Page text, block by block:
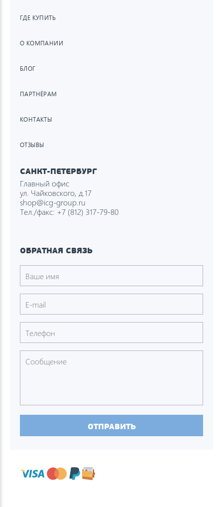
ГДЕ КУПИТЬ
О КОМПАНИИ
БЛОГ
ПАРТНЁРАМ
КОНТАКТЫ
ОТЗЫВЫ
САНКТ-ПЕТЕРБУРГ
Главный офис
ул. Чайковского, д.17
shop@icg-group.ru
Тел./факс: +7 (812) 317-79-80
ОБРАТНАЯ СВЯЗЬ
ОТПРАВИТЬ